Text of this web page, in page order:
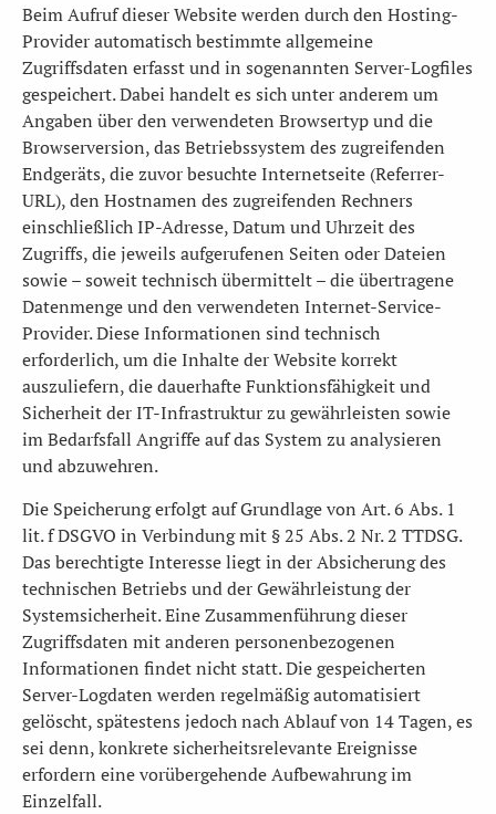
Beim Aufruf dieser Website werden durch den Hosting-
Provider automatisch bestimmte allgemeine
Zugriffsdaten erfasst und in sogenannten Server-Logfiles
gespeichert. Dabei handelt es sich unter anderem um
Angaben über den verwendeten Browsertyp und die
Browserversion, das Betriebssystem des zugreifenden
Endgeräts, die zuvor besuchte Internetseite (Referrer-
URL), den Hostnamen des zugreifenden Rechners
einschließlich IP-Adresse, Datum und Uhrzeit des
Zugriffs, die jeweils aufgerufenen Seiten oder Dateien
sowie – soweit technisch übermittelt – die übertragene
Datenmenge und den verwendeten Internet-Service-
Provider. Diese Informationen sind technisch
erforderlich, um die Inhalte der Website korrekt
auszuliefern, die dauerhafte Funktionsfähigkeit und
Sicherheit der IT-Infrastruktur zu gewährleisten sowie
im Bedarfsfall Angriffe auf das System zu analysieren
und abzuwehren.
Die Speicherung erfolgt auf Grundlage von Art. 6 Abs. 1
lit. f DSGVO in Verbindung mit § 25 Abs. 2 Nr. 2 TTDSG.
Das berechtigte Interesse liegt in der Absicherung des
technischen Betriebs und der Gewährleistung der
Systemsicherheit. Eine Zusammenführung dieser
Zugriffsdaten mit anderen personenbezogenen
Informationen findet nicht statt. Die gespeicherten
Server-Logdaten werden regelmäßig automatisiert
gelöscht, spätestens jedoch nach Ablauf von 14 Tagen, es
sei denn, konkrete sicherheitsrelevante Ereignisse
erfordern eine vorübergehende Aufbewahrung im
Einzelfall.